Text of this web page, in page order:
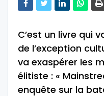
C’est un livre qui
de l’exception
va exaspérer les
élitiste : «
enquête sur la